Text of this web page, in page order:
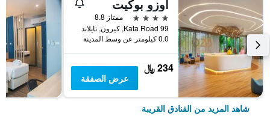
أوزو بوكيت
4 نجوم
ممتاز 8.8
99 Kata Road, كيرون, تايلاند
0.0 كيلومتر عن وسط المدينة
234 ﷼
عرض الصفقة
شاهد المزيد من الفنادق القريبة